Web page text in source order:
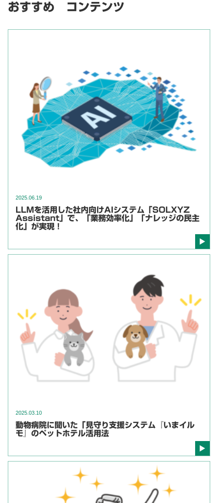
おすすめ コンテンツ
2025.06.19
LLMを活用した社内向けAIシステム「SOLXYZ
Assistant」で、「業務効率化」「ナレッジの民主
化」が実現！
2025.03.10
動物病院に聞いた「見守り支援システム『いまイル
モ』のペットホテル活用法